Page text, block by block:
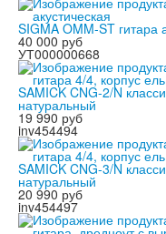
SIGMA OMM-ST гитара
40 000 руб
УТ000000668
SAMICK CNG-2/N
натуральный
19 990 руб
inv454494
SAMICK CNG-3/N
натуральный
20 990 руб
inv454497